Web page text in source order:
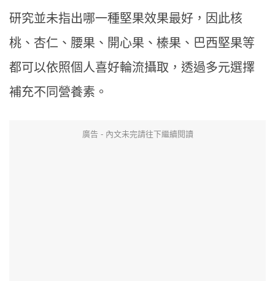
研究並未指出哪一種堅果效果最好，因此核
桃、杏仁、腰果、開心果、榛果、巴西堅果等
都可以依照個人喜好輪流攝取，透過多元選擇
補充不同營養素。
廣告 - 內文未完請往下繼續閱讀